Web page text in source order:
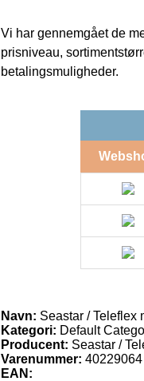
Vi har gennemgået de
prisniveau,
betalingsmuligheder.
Navn: Seastar / Teleflex
Kategori: Default
Producent: Seastar /
Varenummer: 40229064
EAN: